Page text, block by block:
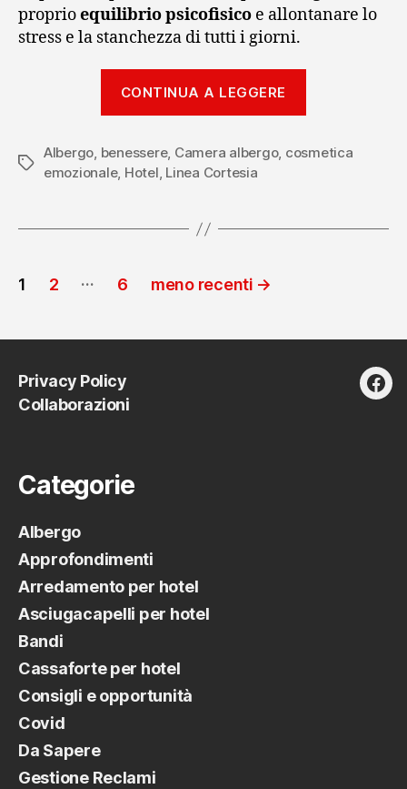
proprioequilibrio psicofisico e allontanare lo
stress e la stanchezza di tutti i giorni.
CONTINUA A LEGGERE
hotel”
Tag
Albergo, benessere, Camera albergo, cosmetica
emozionale, Hotel, Linea Cortesia
Paginazione
articoli
1 2 … 6 meno recenti →
Privacy Policy
Collaborazioni
Categorie
Albergo
Approfondimenti
Arredamento per hotel
Asciugacapelli per hotel
Bandi
Cassaforte per hotel
Consigli e opportunità
Covid
Da Sapere
Gestione Reclami